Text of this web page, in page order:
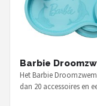
Barbie
Het Barbie
dan 20 accessoires en